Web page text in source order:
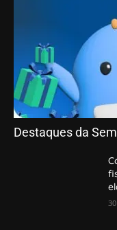
Destaques da